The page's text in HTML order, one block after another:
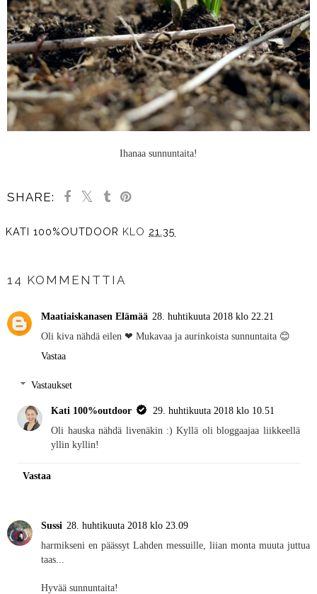
Ihanaa sunnuntaita!
SHARE:
KATI 100%OUTDOOR KLO 21.35
14 KOMMENTTIA
Maatiaiskanasen Elämää 28. huhtikuuta 2018 klo 22.21
Oli kiva nähdä eilen ❤ Mukavaa ja aurinkoista sunnuntaita 😊
Vastaa
Vastaukset
Kati 100%outdoor
29. huhtikuuta 2018 klo 10.51
Oli hauska nähdä livenäkin :) Kyllä oli bloggaajaa liikkeellä
yllin kyllin!
Vastaa
Sussi 28. huhtikuuta 2018 klo 23.09
harmikseni en päässyt Lahden messuille, liian monta muuta juttua
taas...
Hyvää sunnuntaita!